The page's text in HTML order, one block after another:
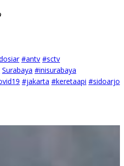
#antv #sctv
Surabaya #inisurabaya
#jakarta #keretaapi #sidoarjo